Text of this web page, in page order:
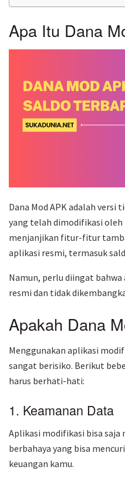
Apa Itu Dana
Dana Mod APK adalah versi
yang telah dimodifikasi
menjanjikan fitur-fitur
aplikasi resmi, termasuk
Namun, perlu diingat
resmi dan tidak
Apakah Dana
Menggunakan aplikasi
sangat berisiko. Berikut
harus berhati-hati:
1. Keamanan Data
Aplikasi modifikasi bisa saja
berbahaya yang bisa
keuangan kamu.